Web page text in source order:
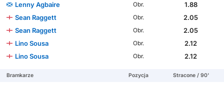
Lenny Agbaire
Obr.
1.88
Sean Raggett
Obr.
2.05
Sean Raggett
Obr.
2.05
Lino Sousa
Obr.
2.12
Lino Sousa
Obr. 2.12
Bramkarze Pozycja Stracone / 90'